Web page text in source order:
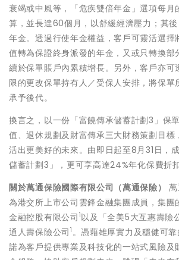
衰竭或中風等，「危疾雙倍年金」選項每月
算，並長達60個月，以舒緩經濟壓力；其
年金。透過行使年金權益，客戶可靈活選擇
值轉為保證終身派發的年金，又或只轉換部
續於保單賬戶內累積增長。另外，客戶亦可
限的更改保單持有人／受保人安排，將保單
承予後代。
換言之，以一份「富饒傳承儲蓄計劃3」保
值、退休規劃及財富傳承三大財務策劃目標
活出更美好的未來。由即日起至8月31日，
儲蓄計劃3」，更可享高達24%年化保費折扣
關於萬通保險國際有限公司（萬通保險）
為港交所上市公司雲鋒金融集團成員，集團
金融控股有限公司 1以及「全美5大互惠壽險
通人壽保險公司 1 。憑藉雄厚實力及穩健可
諾為客戶提供專業及科技化的一站式風險及